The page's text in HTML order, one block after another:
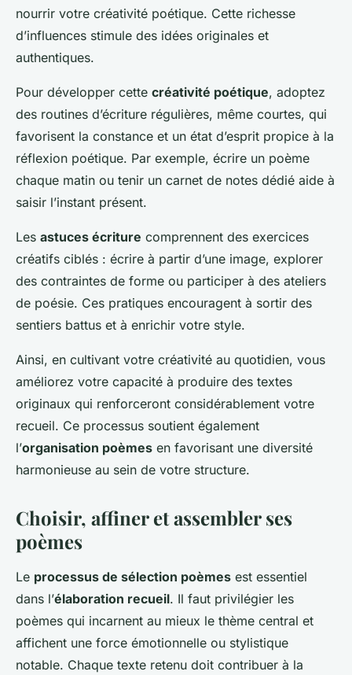
nourrir votre créativité poétique. Cette richesse
d’influences stimule des idées originales et
authentiques.
Pour développer cette créativité poétique, adoptez
des routines d’écriture régulières, même courtes, qui
favorisent la constance et un état d’esprit propice à la
réflexion poétique. Par exemple, écrire un poème
chaque matin ou tenir un carnet de notes dédié aide à
saisir l’instant présent.
Les astuces écriture comprennent des exercices
créatifs ciblés : écrire à partir d’une image, explorer
des contraintes de forme ou participer à des ateliers
de poésie. Ces pratiques encouragent à sortir des
sentiers battus et à enrichir votre style.
Ainsi, en cultivant votre créativité au quotidien, vous
améliorez votre capacité à produire des textes
originaux qui renforceront considérablement votre
recueil. Ce processus soutient également
l’organisation poèmes en favorisant une diversité
harmonieuse au sein de votre structure.
Choisir, affiner et assembler ses
poèmes
Le processus de sélection poèmes est essentiel
dans l’élaboration recueil. Il faut privilégier les
poèmes qui incarnent au mieux le thème central et
affichent une force émotionnelle ou stylistique
notable. Chaque texte retenu doit contribuer à la